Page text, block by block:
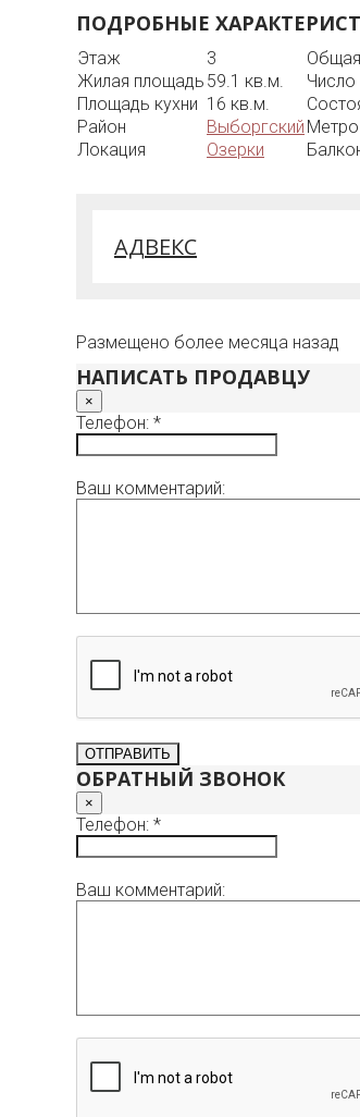
ПОДРОБНЫЕ
Этаж 3
Жилая площадь 59.1 кв.м. Число
Площадь кухни 16 кв.м.
Район
Выборгский Метро
Локация
Озерки
АДВЕКС
Размещено более месяца назад
НАПИСАТЬ ПРОДАВЦУ
×
Телефон: *
Ваш комментарий:
ОБРАТНЫЙ ЗВОНОК
×
Телефон: *
Ваш комментарий: